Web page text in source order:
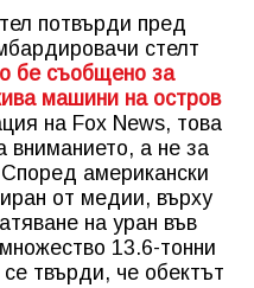
потвърди пред
стелт
бе съобщено за
машини на остров
на Fox News, това
вниманието, а не за
американски
от медии, върху
на уран във
13.6-тонни
твърди, че обектът